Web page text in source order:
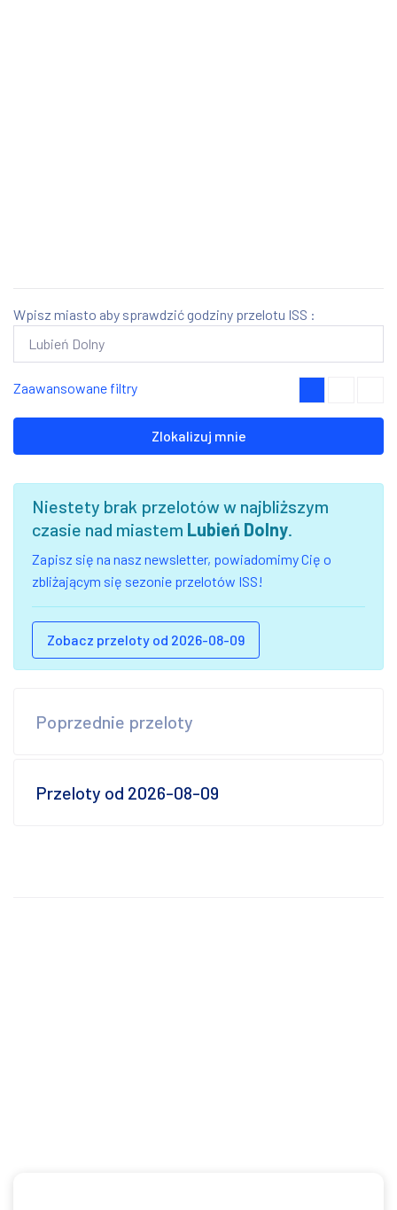
Wpisz miasto aby sprawdzić godziny przelotu ISS :
Zaawansowane filtry
Zlokalizuj mnie
Niestety brak przelotów w najbliższym
czasie nad miastem Lubień Dolny.
Zapisz się na nasz newsletter, powiadomimy Cię o
zbliżającym się sezonie przelotów ISS!
Zobacz przeloty od 2026-08-09
Poprzednie przeloty
Przeloty od 2026-08-09